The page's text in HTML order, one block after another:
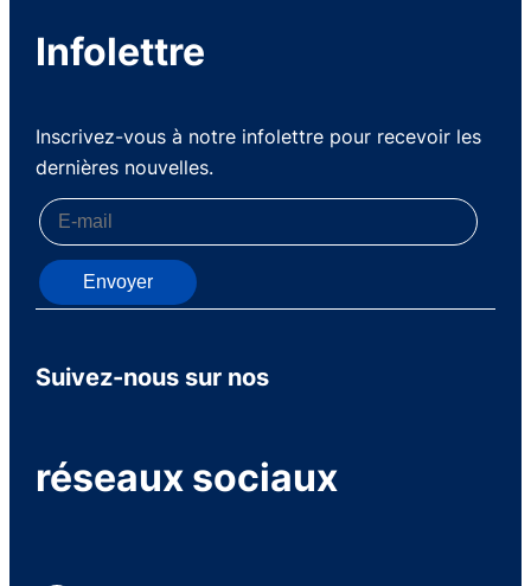
Infolettre
Inscrivez-vous à notre infolettre pour recevoir les
dernières nouvelles.
Envoyer
Suivez-nous sur nos
réseaux sociaux